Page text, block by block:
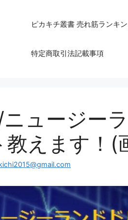
ピカキチ叢書 売れ筋ランキ
特定商取引法記載事項
ュージー
教えます！(